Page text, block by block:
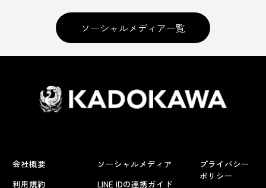
ソーシャルメディア一覧
会社概要
利用規約
ソーシャルメディア
LINE IDの連携ガイド
プライバシー
ポリシー